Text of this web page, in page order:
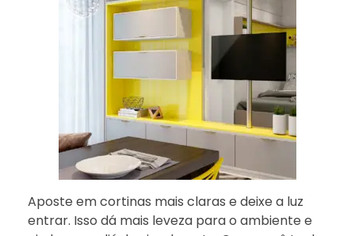
Aposte em cortinas mais claras e deixe a luz
entrar. Isso dá mais leveza para o ambiente e